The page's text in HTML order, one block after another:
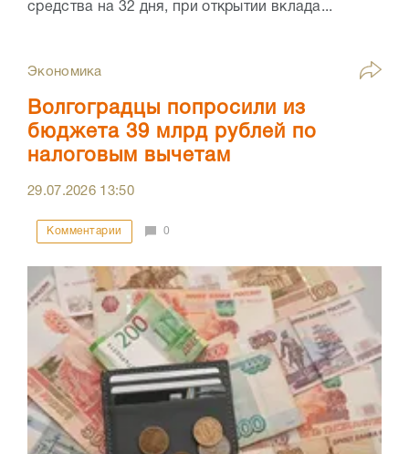
средства на 32 дня, при открытии вклада...
Экономика
Волгоградцы попросили из
бюджета 39 млрд рублей по
налоговым вычетам
29.07.2026 13:50
Комментарии 0